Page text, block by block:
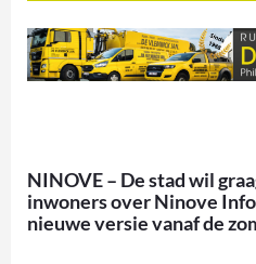
NINOVE – De stad wil
inwoners over Ninove
nieuwe versie vanaf de